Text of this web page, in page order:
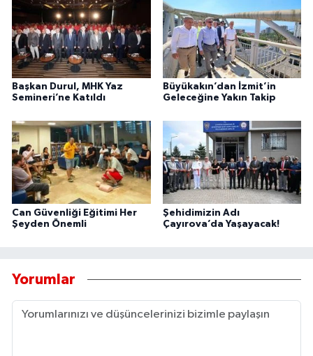
Başkan Durul, MHK Yaz
Semineri’ne Katıldı
Büyükakın’dan İzmit’in
Geleceğine Yakın Takip
Can Güvenliği Eğitimi Her
Şeyden Önemli
Şehidimizin Adı
Çayırova’da Yaşayacak!
Yorumlar